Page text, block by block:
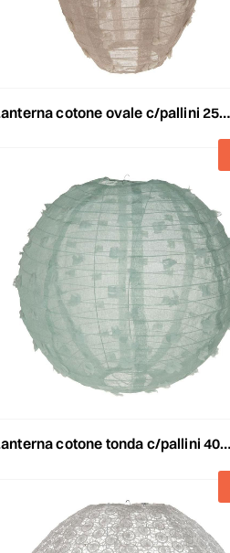
lanterna cotone ovale c/pallini 25x25x36 cm beige
lanterna cotone tonda c/pallini 40x40x40 cm verde menta